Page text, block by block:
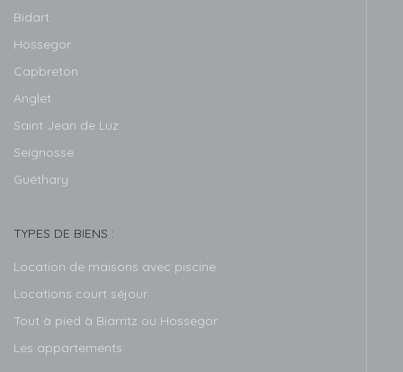
Bidart
Hossegor
Capbreton
Anglet
Saint Jean de Luz
Seignosse
Guéthary
TYPES DE BIENS :
Location de maisons avec piscine
Locations court séjour
Tout à pied à Biarritz ou Hossegor
Les appartements